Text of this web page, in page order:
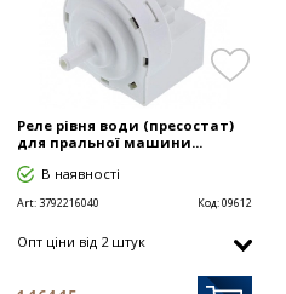
Реле рівня води (пресостат)
для пральної машини...
В наявності
Art: 3792216040 Код:09612
Опт цiни від 2 штук